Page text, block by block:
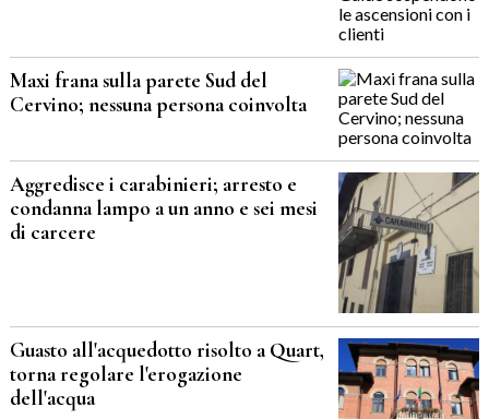
Maxi frana sulla parete Sud del
Cervino; nessuna persona coinvolta
Aggredisce i carabinieri; arresto e
condanna lampo a un anno e sei mesi
di carcere
Guasto all'acquedotto risolto a Quart,
torna regolare l'erogazione
dell'acqua